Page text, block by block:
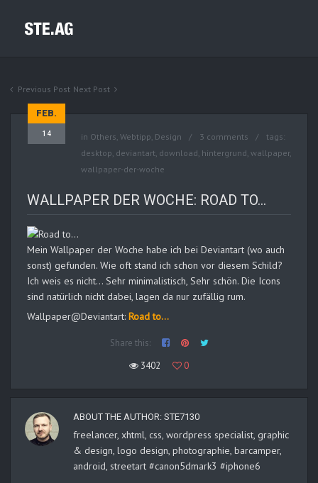
Previous Post Next Post
FEB.
14 in Others, Webtipp, Design 3 comments
tags:
desktop, deviantart, download, hintergrund, wallpaper,
wallpaper-der-woche
WALLPAPER DER WOCHE: ROAD TO…
Mein Wallpaper der Woche habe ich bei Deviantart (wo auch
sonst) gefunden. Wie oft stand ich schon vor diesem Schild?
Ich weis es nicht… Sehr minimalistisch, Sehr schön. Die Icons
sind natürlich nicht dabei, lagen da nur zufällig rum.
Wallpaper@Deviantart: Road to…
Share this:
3402
0
ABOUT THE AUTHOR: STE7130
freelancer, xhtml, css, wordpress specialist, graphic
& design, logo design, photographie, barcamper,
android, streetart #canon5dmark3 #iphone6